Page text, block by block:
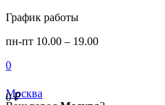
График работы
пн-пт 10.00 – 19.00
0
0₽
Москва